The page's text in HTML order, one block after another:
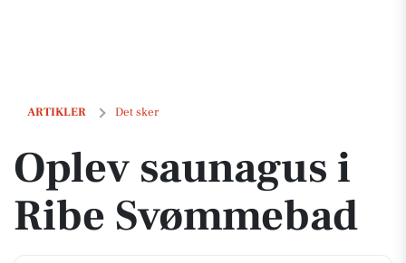
ARTIKLER Det sker
Oplev saunagus i Ribe Svømmebad
Oplev saunagus i
Ribe Svømmebad